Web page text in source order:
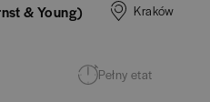
& Young) Kraków
Pełny etat